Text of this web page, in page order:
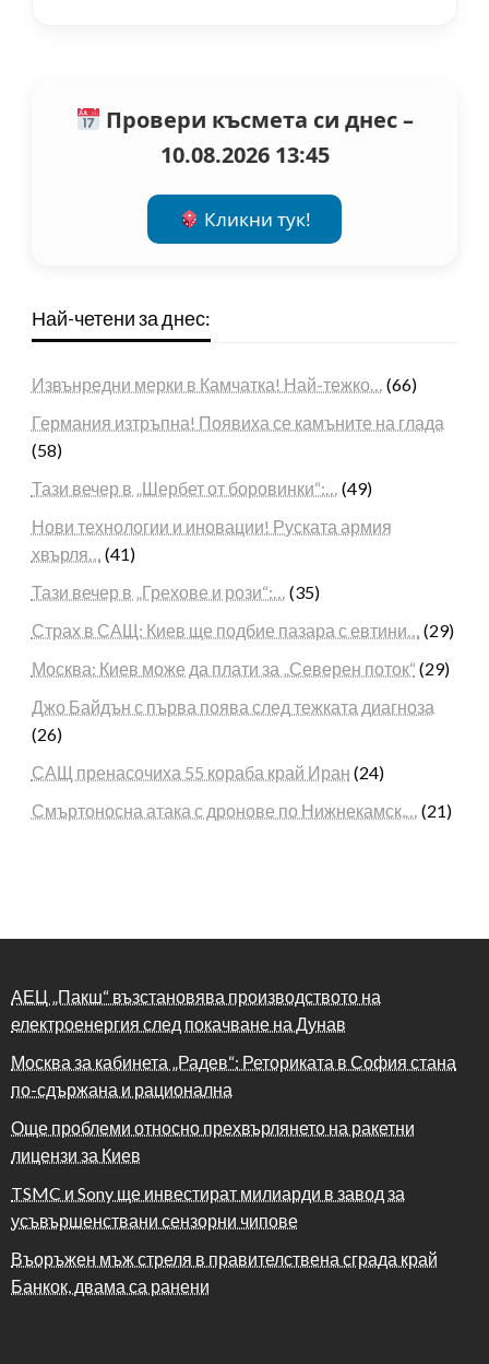
Провери късмета си днес –
10.08.2026 13:45
Кликни тук!
Най-четени за днес:
Извънредни мерки в Камчатка! Най-тежко… (66)
Германия изтръпна! Появиха се камъните на глада
(58)
Тази вечер в „Шербет от боровинки“:… (49)
Нови технологии и иновации! Руската армия
хвърля… (41)
Тази вечер в „Грехове и рози“:… (35)
Страх в САЩ: Киев ще подбие пазара с евтини… (29)
Москва: Киев може да плати за „Северен поток“ (29)
Джо Байдън с първа поява след тежката диагноза
(26)
САЩ пренасочиха 55 кораба край Иран (24)
Смъртоносна атака с дронове по Нижнекамск,… (21)
АЕЦ „Пакш“ възстановява производството на
електроенергия след покачване на Дунав
Москва за кабинета „Радев“: Реториката в София стана
по-сдържана и рационална
Още проблеми относно прехвърлянето на ракетни
лицензи за Киев
TSMC и Sony ще инвестират милиарди в завод за
усъвършенствани сензорни чипове
Въоръжен мъж стреля в правителствена сграда край
Банкок, двама са ранени